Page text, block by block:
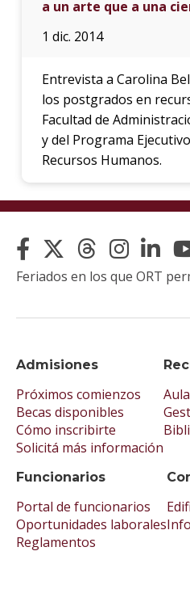
a un arte que a una
1 dic. 2014
Entrevista a Carolina
los postgrados en
Facultad de
y del Programa
Recursos Humanos.
Admisiones
Próximos comienzos
Becas disponibles
Cómo inscribirte
Solicitá más información
Funcionarios
Portal de funcionarios
Oportunidades laborales
Reglamentos
Feriados en los que ORT